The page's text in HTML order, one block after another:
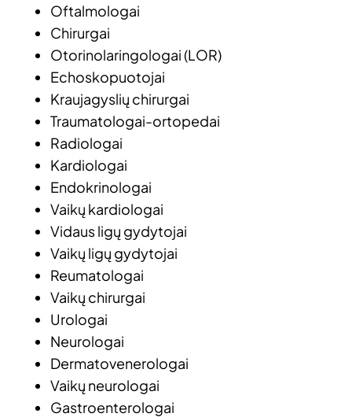
Oftalmologai​
Chirurgai​
Otorinolaringologai (LOR)
Echoskopuotojai​
Kraujagyslių chirurgai​
Traumatologai-ortopedai​
Radiologai​
Kardiologai​
Endokrinologai​
Vaikų kardiologai​
Vidaus ligų gydytojai​
Vaikų ligų gydytojai​
Reumatologai​
Vaikų chirurgai​
Urologai
Neurologai​
Dermatovenerologai​
Vaikų neurologai​
Gastroenterologai​